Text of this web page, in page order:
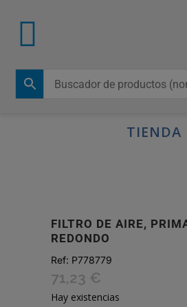
TIENDA
FILTRO DE AIRE,
REDONDO
Ref: P778779
71,23 €
Hay existencias